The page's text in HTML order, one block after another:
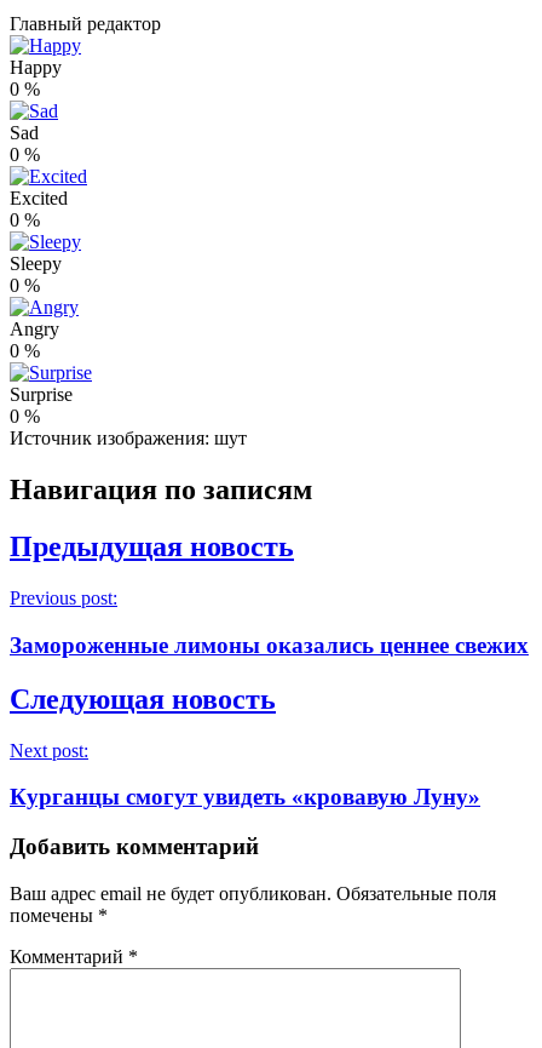
Главный редактор
Happy
0 %
Sad
0 %
Excited
0 %
Sleepy
0 %
Angry
0 %
Surprise
0 %
Источник изображения: шут
Навигация по записям
Предыдущая новость
Previous post:
Замороженные лимоны оказались ценнее свежих
Следующая новость
Next post:
Курганцы смогут увидеть «кровавую Луну»
Добавить комментарий
Ваш адрес email не будет опубликован. Обязательные поля
помечены *
Комментарий *